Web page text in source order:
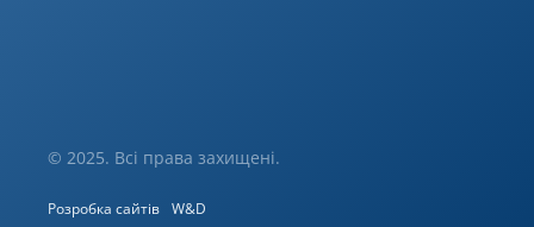
© 2025. Всі права захищені.
Розробка сайтів W&D